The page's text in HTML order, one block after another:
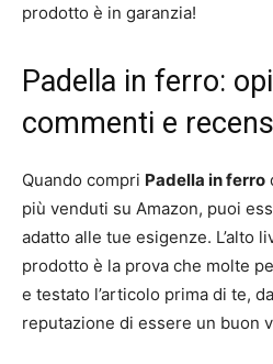
prodotto è in garanzia!
Padella in ferro:
commenti e
Quando compri Padella in ferro
più venduti su Amazon, puoi
adatto alle tue esigenze. L’alto
prodotto è la prova che molte
e testato l’articolo prima di te,
reputazione di essere un buon